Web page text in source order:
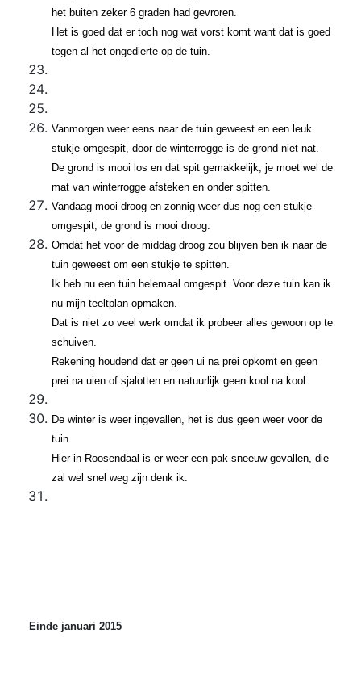
het buiten zeker 6 graden had gevroren.
Het is goed dat er toch nog wat vorst komt want dat is goed
tegen al het ongedierte op de tuin.
Vanmorgen weer eens naar de tuin geweest en een leuk
stukje omgespit, door de winterrogge is de grond niet nat.
De grond is mooi los en dat spit gemakkelijk, je moet wel de
mat van winterrogge afsteken en onder spitten.
Vandaag mooi droog en zonnig weer dus nog een stukje
omgespit, de grond is mooi droog.
Omdat het voor de middag droog zou blijven ben ik naar de
tuin geweest om een stukje te spitten.
Ik heb nu een tuin helemaal omgespit. Voor deze tuin kan ik
nu mijn teeltplan opmaken.
Dat is niet zo veel werk omdat ik probeer alles gewoon op te
schuiven.
Rekening houdend dat er geen ui na prei opkomt en geen
prei na uien of sjalotten en natuurlijk geen kool na kool.
De winter is weer ingevallen, het is dus geen weer voor de
tuin.
Hier in Roosendaal is er weer een pak sneeuw gevallen, die
zal wel snel weg zijn denk ik.
Einde januari 2015